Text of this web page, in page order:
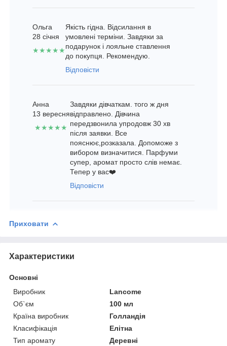
Ольга
28 січня
★★★★★
Якість гідна. Відсилання в
умовлені терміни. Завдяки за
подарунок і лояльне ставлення
до покупця. Рекомендую.
Відповісти
Анна
13 вересня
★★★★★
Завдяки дівчаткам. того ж дня
відправлено. Дівчина
передзвонила упродовж 30 хв
після заявки. Все
пояснює,розказала. Допоможе з
вибором визначитися. Парфуми
супер, аромат просто слів немає.
Тепер у вас❤️
Відповісти
Приховати
Характеристики
Основні
Виробник
Lancome
Об`єм
100 мл
Країна виробник
Голландія
Класифікація
Елітна
Тип аромату
Деревні